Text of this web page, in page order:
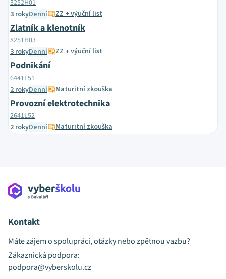
3252H01
3 rokyDenní ZZ + výuční list
Zlatník a klenotník
8251H03
3 rokyDenní ZZ + výuční list
Podnikání
6441L51
2 rokyDenní Maturitní zkouška
Provozní elektrotechnika
2641L52
2 rokyDenní Maturitní zkouška
Kontakt
Máte zájem o spolupráci, otázky nebo zpětnou vazbu?
Zákaznická podpora:
podpora@vyberskolu.cz